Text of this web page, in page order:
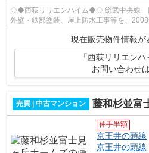
◇◆西荻リリエンハイム◆◇ 総武中央線 西荻窪駅徒歩8分 ■1998年3月に
外壁・鉄部塗装、屋上防水工事等を、
■周辺には、スーパーやコンビニエンス...
現在販売物件情報が
「西荻リリエン
お問い合わせ
売買 | 中古マンション 藤和杉並富
仲手半額
京王井の頭線
京王井の頭線